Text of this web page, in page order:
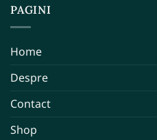
PAGINI
Home
Despre
Contact
Shop